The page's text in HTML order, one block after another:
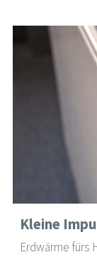
Kleine
Erdwärme fürs